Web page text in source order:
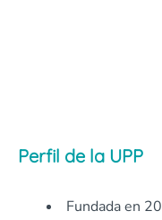
Perfil de la UPP
Fundada en